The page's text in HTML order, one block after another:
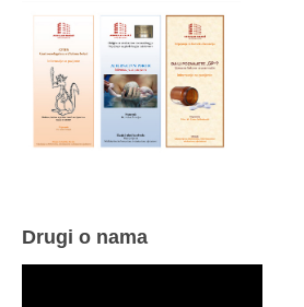
Drugi o nama